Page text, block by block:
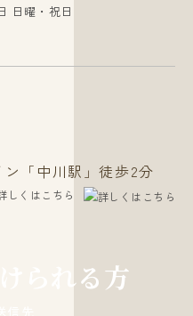
日曜・祝日
「中川駅」徒歩2分
しくはこちら
られる方